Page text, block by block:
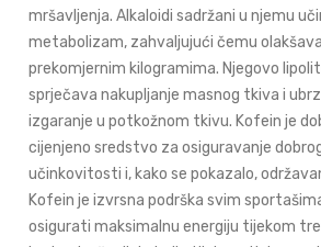
mršavljenja. Alkaloidi sadržani u njemu
metabolizam, zahvaljujući čemu
prekomjernim kilogramima. Njegovo
sprječava nakupljanje masnog tkiva i
izgaranje u potkožnom tkivu. Kofein je
cijenjeno sredstvo za osiguravanje
učinkovitosti i, kako se pokazalo,
Kofein je izvrsna podrška svim
osigurati maksimalnu energiju tijekom